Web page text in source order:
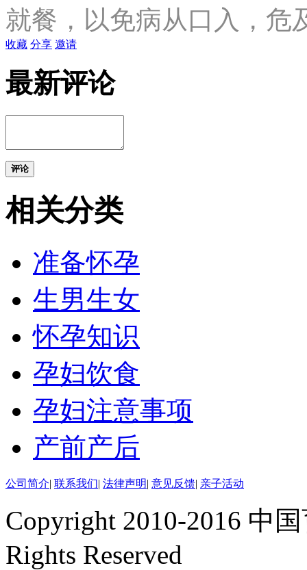
就餐，以免病从口入，危
收藏 分享 邀请
最新评论
评论
相关分类
准备怀孕
生男生女
怀孕知识
孕妇饮食
孕妇注意事项
产前产后
公司简介| 联系我们| 法律声明| 意见反馈| 亲子活动
Copyright 2010-2016 中
Rights Reserved